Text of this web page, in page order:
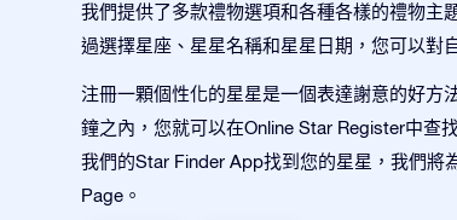
我們提供了多款禮物選項和各種各樣的禮物主
過選擇星座、星星名稱和星星日期，您可以對
注冊一顆個性化的星星是一個表達謝意的好方
鐘之內，您就可以在Online Star Register中查
我們的Star Finder App找到您的星星，我們將
Page。